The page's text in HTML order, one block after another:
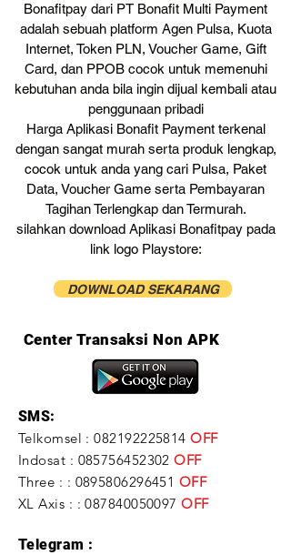
Bonafitpay dari PT Bonafit Multi Payment
adalah sebuah platform Agen Pulsa, Kuota
Internet, Token PLN, Voucher Game, Gift
Card, dan PPOB cocok untuk memenuhi
kebutuhan anda bila ingin dijual kembali atau
penggunaan pribadi
Harga Aplikasi Bonafit Payment terkenal
dengan sangat murah serta produk lengkap,
cocok untuk anda yang cari Pulsa, Paket
Data, Voucher Game serta Pembayaran
Tagihan Terlengkap dan Termurah.
silahkan download Aplikasi Bonafitpay pada
link logo Playstore:
DOWNLOAD SEKARANG
Center Transaksi Non APK
SMS:
Telkomsel :082192225814 OFF
Indosat : 085756452302 OFF
Three : : 0895806296451 OFF
XL Axis : :087840050097 OFF
Telegram :